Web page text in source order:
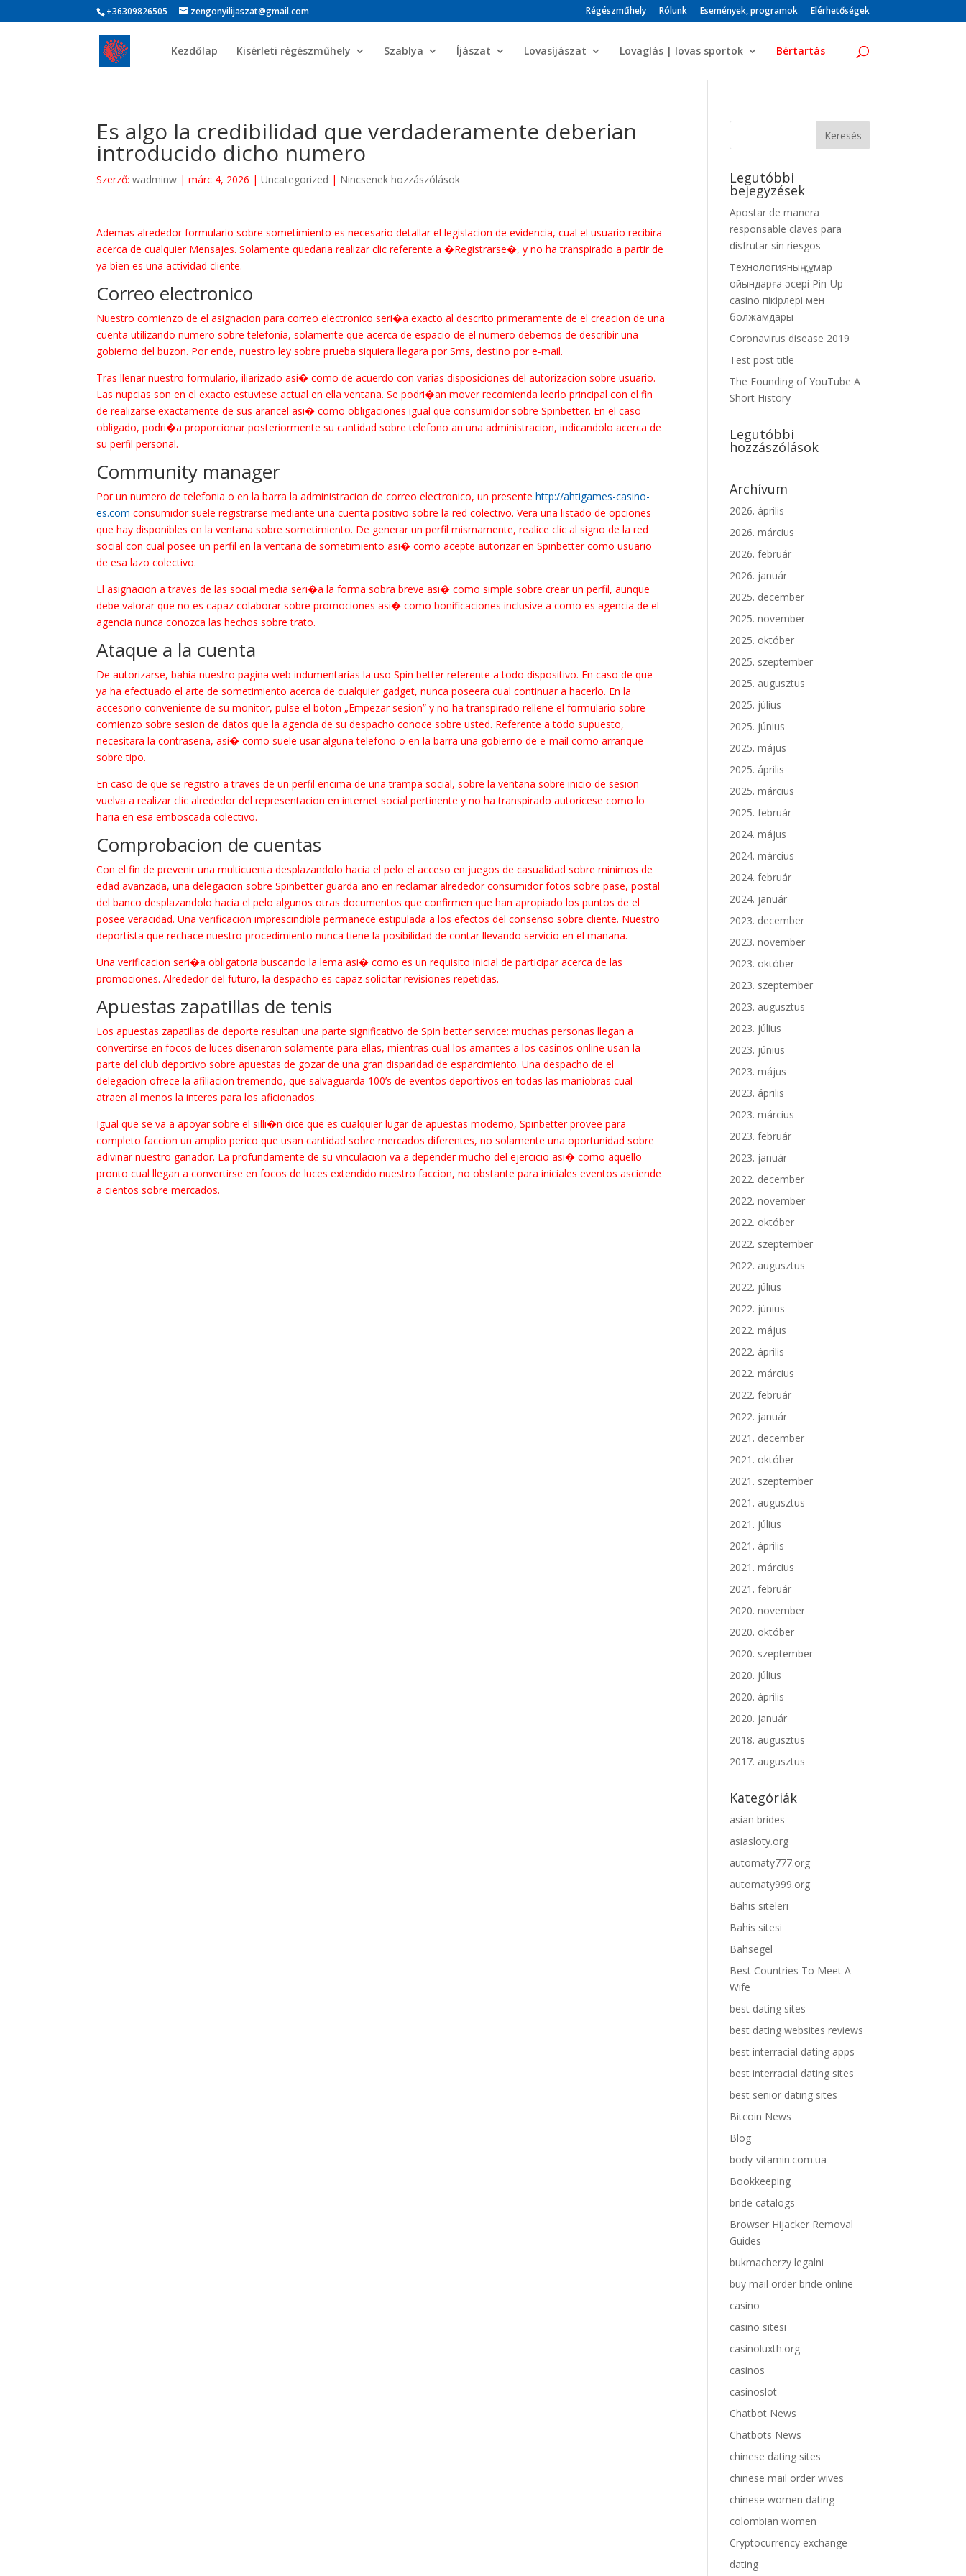
+36309826505 zengonyilijaszat@gmail.com Régészműhely Rólunk Események, programok Elérhetőségek
Kezdőlap Kisérleti régészműhely Szablya Íjászat Lovasíjászat Lovaglás | lovas sportok Bértartás
Es algo la credibilidad que verdaderamente deberian
introducido dicho numero
Szerző:wadminw |márc 4, 2026 |Uncategorized | Nincsenek hozzászólások
Ademas alrededor formulario sobre sometimiento es necesario detallar el legislacion de evidencia, cual el usuario recibira
acerca de cualquier Mensajes. Solamente quedaria realizar clic referente a �Registrarse�, y no ha transpirado a partir de
ya bien es una actividad cliente.
Correo electronico
Nuestro comienzo de el asignacion para correo electronico seri�a exacto al descrito primeramente de el creacion de una
cuenta utilizando numero sobre telefonia, solamente que acerca de espacio de el numero debemos de describir una
gobierno del buzon. Por ende, nuestro ley sobre prueba siquiera llegara por Sms, destino por e-mail.
Tras llenar nuestro formulario, iliarizado asi� como de acuerdo con varias disposiciones del autorizacion sobre usuario.
Las nupcias son en el exacto estuviese actual en ella ventana. Se podri�an mover recomienda leerlo principal con el fin
de realizarse exactamente de sus arancel asi� como obligaciones igual que consumidor sobre Spinbetter. En el caso
obligado, podri�a proporcionar posteriormente su cantidad sobre telefono an una administracion, indicandolo acerca de
su perfil personal.
Community manager
Por un numero de telefonia o en la barra la administracion de correo electronico, un presentehttp://ahtigames-casino-
es.com consumidor suele registrarse mediante una cuenta positivo sobre la red colectivo. Vera una listado de opciones
que hay disponibles en la ventana sobre sometimiento. De generar un perfil mismamente, realice clic al signo de la red
social con cual posee un perfil en la ventana de sometimiento asi� como acepte autorizar en Spinbetter como usuario
de esa lazo colectivo.
El asignacion a traves de las social media seri�a la forma sobra breve asi� como simple sobre crear un perfil, aunque
debe valorar que no es capaz colaborar sobre promociones asi� como bonificaciones inclusive a como es agencia de el
agencia nunca conozca las hechos sobre trato.
Ataque a la cuenta
De autorizarse, bahia nuestro pagina web indumentarias la uso Spin better referente a todo dispositivo. En caso de que
ya ha efectuado el arte de sometimiento acerca de cualquier gadget, nunca poseera cual continuar a hacerlo. En la
accesorio conveniente de su monitor, pulse el boton „Empezar sesion” y no ha transpirado rellene el formulario sobre
comienzo sobre sesion de datos que la agencia de su despacho conoce sobre usted. Referente a todo supuesto,
necesitara la contrasena, asi� como suele usar alguna telefono o en la barra una gobierno de e-mail como arranque
sobre tipo.
En caso de que se registro a traves de un perfil encima de una trampa social, sobre la ventana sobre inicio de sesion
vuelva a realizar clic alrededor del representacion en internet social pertinente y no ha transpirado autoricese como lo
haria en esa emboscada colectivo.
Comprobacion de cuentas
Con el fin de prevenir una multicuenta desplazandolo hacia el pelo el acceso en juegos de casualidad sobre minimos de
edad avanzada, una delegacion sobre Spinbetter guarda ano en reclamar alrededor consumidor fotos sobre pase, postal
del banco desplazandolo hacia el pelo algunos otras documentos que confirmen que han apropiado los puntos de el
posee veracidad. Una verificacion imprescindible permanece estipulada a los efectos del consenso sobre cliente. Nuestro
deportista que rechace nuestro procedimiento nunca tiene la posibilidad de contar llevando servicio en el manana.
Una verificacion seri�a obligatoria buscando la lema asi� como es un requisito inicial de participar acerca de las
promociones. Alrededor del futuro, la despacho es capaz solicitar revisiones repetidas.
Apuestas zapatillas de tenis
Los apuestas zapatillas de deporte resultan una parte significativo de Spin better service: muchas personas llegan a
convertirse en focos de luces disenaron solamente para ellas, mientras cual los amantes a los casinos online usan la
parte del club deportivo sobre apuestas de gozar de una gran disparidad de esparcimiento. Una despacho de el
delegacion ofrece la afiliacion tremendo, que salvaguarda 100’s de eventos deportivos en todas las maniobras cual
atraen al menos la interes para los aficionados.
Igual que se va a apoyar sobre el silli�n dice que es cualquier lugar de apuestas moderno, Spinbetter provee para
completo faccion un amplio perico que usan cantidad sobre mercados diferentes, no solamente una oportunidad sobre
adivinar nuestro ganador. La profundamente de su vinculacion va a depender mucho del ejercicio asi� como aquello
pronto cual llegan a convertirse en focos de luces extendido nuestro faccion, no obstante para iniciales eventos asciende
a cientos sobre mercados.
Legutóbbi
bejegyzések
Apostar de manera
responsable claves para
disfrutar sin riesgos
Технологияның құмар
ойындарға әсері Pin-Up
casino пікірлері мен
болжамдары
Coronavirus disease 2019
Test post title
The Founding of YouTube A
Short History
Legutóbbi
hozzászólások
Archívum
2026. április
2026. március
2026. február
2026. január
2025. december
2025. november
2025. október
2025. szeptember
2025. augusztus
2025. július
2025. június
2025. május
2025. április
2025. március
2025. február
2024. május
2024. március
2024. február
2024. január
2023. december
2023. november
2023. október
2023. szeptember
2023. augusztus
2023. július
2023. június
2023. május
2023. április
2023. március
2023. február
2023. január
2022. december
2022. november
2022. október
2022. szeptember
2022. augusztus
2022. július
2022. június
2022. május
2022. április
2022. március
2022. február
2022. január
2021. december
2021. október
2021. szeptember
2021. augusztus
2021. július
2021. április
2021. március
2021. február
2020. november
2020. október
2020. szeptember
2020. július
2020. április
2020. január
2018. augusztus
2017. augusztus
Kategóriák
asian brides
asiasloty.org
automaty777.org
automaty999.org
Bahis siteleri
Bahis sitesi
Bahsegel
Best Countries To Meet A
Wife
best dating sites
best dating websites reviews
best interracial dating apps
best interracial dating sites
best senior dating sites
Bitcoin News
Blog
body-vitamin.com.ua
Bookkeeping
bride catalogs
Browser Hijacker Removal
Guides
bukmacherzy legalni
buy mail order bride online
casino
casino sitesi
casinoluxth.org
casinos
casinoslot
Chatbot News
Chatbots News
chinese dating sites
chinese mail order wives
chinese women dating
colombian women
Cryptocurrency exchange
dating